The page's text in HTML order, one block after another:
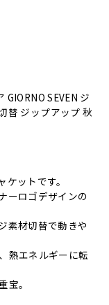
SEVEN ジ
替 ジップアップ 秋
ットです。
ーロゴデザインの
素材切替で動きや
熱エネルギーに転
宝。